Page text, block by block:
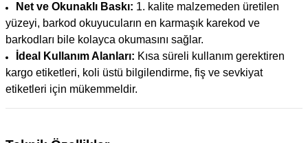
Net ve Okunaklı Baskı: 1. kalite malzemeden üretilen
yüzeyi, barkod okuyucuların en karmaşık karekod ve
barkodları bile kolayca okumasını sağlar.
İdeal Kullanım Alanları: Kısa süreli kullanım gerektiren
kargo etiketleri, koli üstü bilgilendirme, fiş ve sevkiyat
etiketleri için mükemmeldir.